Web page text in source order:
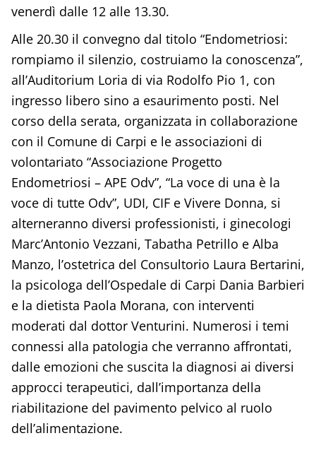
venerdì dalle 12 alle 13.30.
Alle 20.30 il convegno dal titolo “Endometriosi:
rompiamo il silenzio, costruiamo la conoscenza”,
all’Auditorium Loria di via Rodolfo Pio 1, con
ingresso libero sino a esaurimento posti. Nel
corso della serata, organizzata in collaborazione
con il Comune di Carpi e le associazioni di
volontariato “Associazione Progetto
Endometriosi – APE Odv”, “La voce di una è la
voce di tutte Odv”, UDI, CIF e Vivere Donna, si
alterneranno diversi professionisti, i ginecologi
Marc’Antonio Vezzani, Tabatha Petrillo e Alba
Manzo, l’ostetrica del Consultorio Laura Bertarini,
la psicologa dell’Ospedale di Carpi Dania Barbieri
e la dietista Paola Morana, con interventi
moderati dal dottor Venturini. Numerosi i temi
connessi alla patologia che verranno affrontati,
dalle emozioni che suscita la diagnosi ai diversi
approcci terapeutici, dall’importanza della
riabilitazione del pavimento pelvico al ruolo
dell’alimentazione.